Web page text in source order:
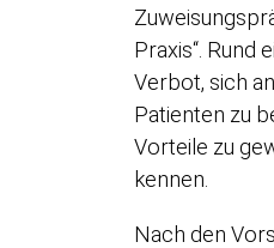
Praxis“. Rund
Verbot, sich
Patienten zu
Vorteile zu
kennen.
Nach den